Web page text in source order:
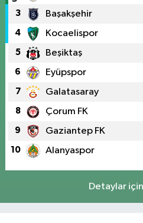
3 Başakşehir
4 Kocaelispor
5 Beşiktaş
6 Eyüpspor
7 Galatasaray
8 Çorum FK
9 Gaziantep FK
10 Alanyaspor
Detaylar için